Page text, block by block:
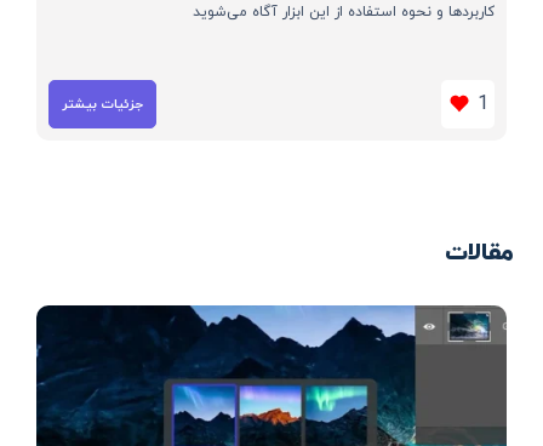
کاربردها و نحوه استفاده از این ابزار آگاه می‌شوید
1 جزئیات بیشتر
مقالات